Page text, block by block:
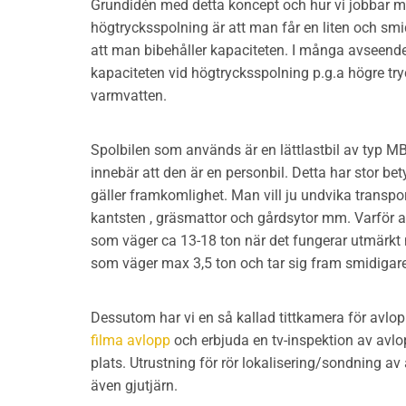
Grundidén med detta koncept och hur vi jobbar
högtrycksspolning är att man får en liten och
att man bibehåller kapaciteten. I många
kapaciteten vid högtrycksspolning p.g.a högre
varmvatten.
Spolbilen som används är en lättlastbil av typ
innebär att den är en personbil. Detta har stor
gäller framkomlighet. Man vill ju undvika
kantsten , gräsmattor och gårdsytor mm. Varför
som väger ca 13-18 ton när det fungerar
som väger max 3,5 ton och tar sig fram
Dessutom har vi en så kallad tittkamera för
filma avlopp och erbjuda en tv-inspektion av
plats. Utrustning för rör lokalisering/sondning av
även gjutjärn.